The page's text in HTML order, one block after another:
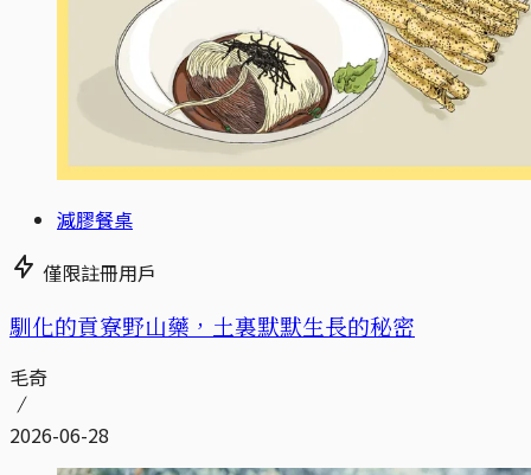
減膠餐桌
僅限註冊用戶
馴化的貢寮野山藥，土裏默默生長的秘密
毛奇
2026-06-28